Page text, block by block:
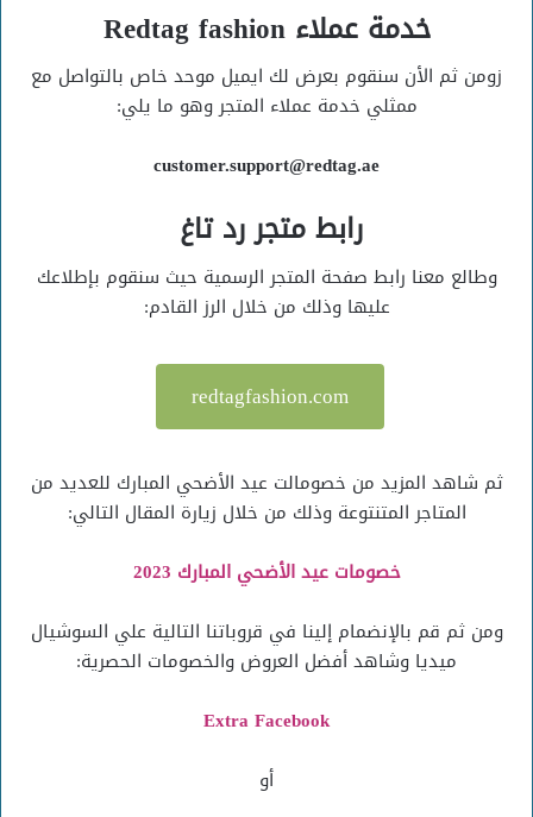
خدمة عملاء Redtag fashion
زومن ثم الأن سنقوم بعرض لك ايميل موحد خاص بالتواصل مع
ممثلي خدمة عملاء المتجر وهو ما يلي:
customer.support@redtag.ae
رابط متجر رد تاغ
وطالع معنا رابط صفحة المتجر الرسمية حيث سنقوم بإطلاعك
عليها وذلك من خلال الرز القادم:
redtagfashion.com
ثم شاهد المزيد من خصومالت عيد الأضحي المبارك للعديد من
المتاجر المتنتوعة وذلك من خلال زيارة المقال التالي:
خصومات عيد الأضحي المبارك 2023
ومن ثم قم بالإنضمام إلينا في قروباتنا التالية علي السوشيال
ميديا وشاهد أفضل العروض والخصومات الحصرية:
Extra Facebook
أو